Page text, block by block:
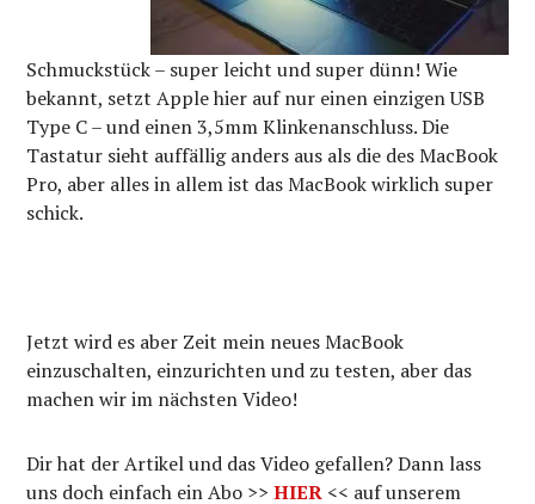
Schmuckstück – super leicht und super dünn! Wie
bekannt, setzt Apple hier auf nur einen einzigen USB
Type C – und einen 3,5mm Klinkenanschluss. Die
Tastatur sieht auffällig anders aus als die des MacBook
Pro, aber alles in allem ist das MacBook wirklich super
schick.
Jetzt wird es aber Zeit mein neues MacBook
einzuschalten, einzurichten und zu testen, aber das
machen wir im nächsten Video!
Dir hat der Artikel und das Video gefallen? Dann lass
uns doch einfach ein Abo >>HIER << auf unserem